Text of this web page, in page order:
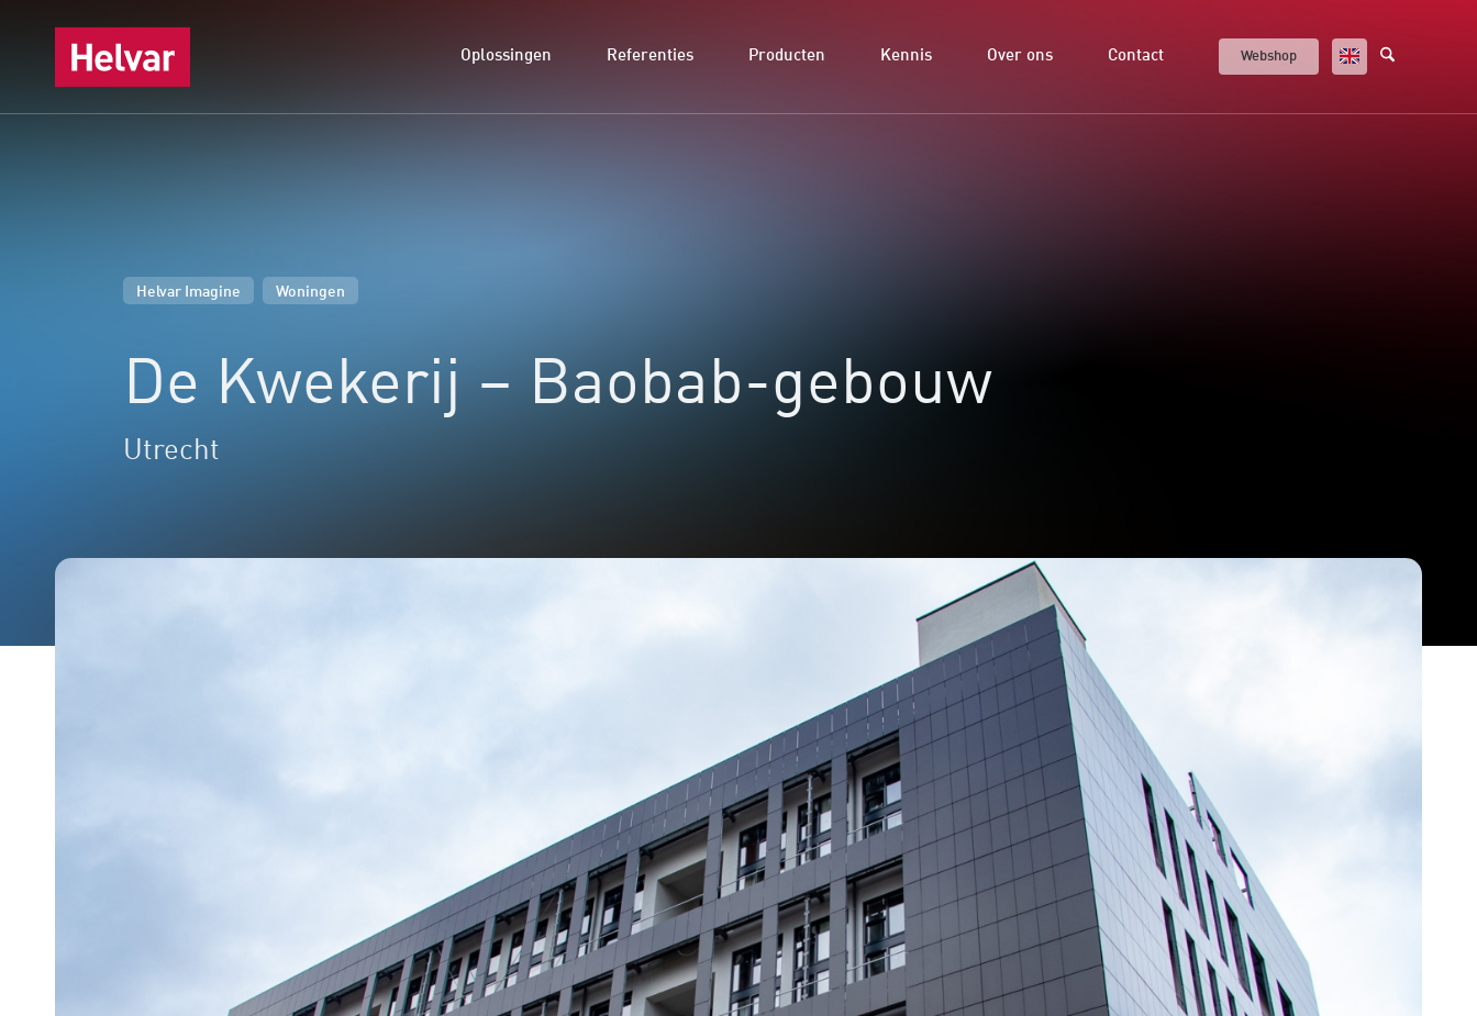
Oplossingen Referenties Producten Kennis Over ons Contact Webshop
Helvar Imagine Woningen
De Kwekerij – Baobab-gebouw
Utrecht